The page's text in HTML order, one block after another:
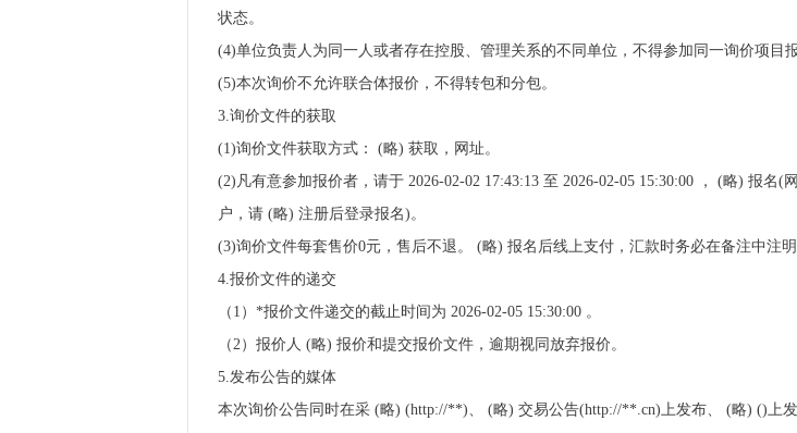
状态。
(4)单位负责人为同一人或者存在控股、管理关系的不同单位，不得参加同一询价项目报
(5)本次询价不允许联合体报价，不得转包和分包。
3.询价文件的获取
(1)询价文件获取方式： (略) 获取，网址。
(2)凡有意参加报价者，请于 2026-02-02 17:43:13 至 2026-02-05 15:30:00 ， (略) 报
户，请 (略) 注册后登录报名)。
(3)询价文件每套售价0元，售后不退。 (略) 报名后线上支付，汇款时务必在备注中注明
4.报价文件的递交
（1）*报价文件递交的截止时间为 2026-02-05 15:30:00 。
（2）报价人 (略) 报价和提交报价文件，逾期视同放弃报价。
5.发布公告的媒体
本次询价公告同时在采 (略) (http://**)、 (略) 交易公告(http://**.cn)上发布、 (略) ()上发